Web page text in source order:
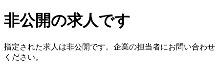
非公開の求人です
指定された求人は非公開です。企業の担当者にお問い合わせ
ください。